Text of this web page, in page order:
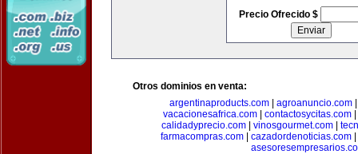
Precio Ofrecido $
Otros dominios en venta:
argentinaproducts.com| agroanuncio.com
vacacionesafrica.com| contactosycitas.com|
calidadyprecio.com
vinosgourmet.com
farmacompras.com
cazadordenoticias.com